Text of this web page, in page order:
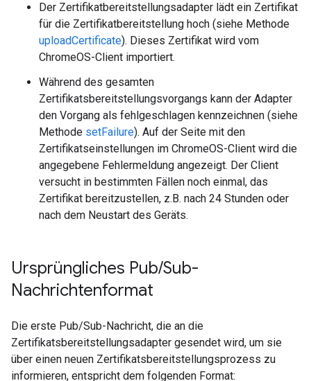
Der Zertifikatbereitstellungsadapter lädt ein Zertifikat
für die Zertifikatbereitstellung hoch (siehe Methode
uploadCertificate). Dieses Zertifikat wird vom
ChromeOS-Client importiert.
Während des gesamten
Zertifikatsbereitstellungsvorgangs kann der Adapter
den Vorgang als fehlgeschlagen kennzeichnen (siehe
Methode setFailure). Auf der Seite mit den
Zertifikatseinstellungen im ChromeOS-Client wird die
angegebene Fehlermeldung angezeigt. Der Client
versucht in bestimmten Fällen noch einmal, das
Zertifikat bereitzustellen, z.B. nach 24 Stunden oder
nach dem Neustart des Geräts.
Ursprüngliches Pub/Sub-
Nachrichtenformat
Die erste Pub/Sub-Nachricht, die an die
Zertifikatsbereitstellungsadapter gesendet wird, um sie
über einen neuen Zertifikatsbereitstellungsprozess zu
informieren, entspricht dem folgenden Format: